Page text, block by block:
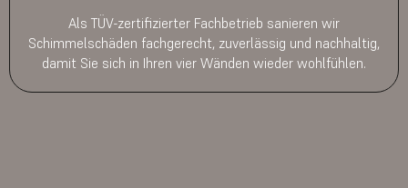
Als TÜV-zertifizierter Fachbetrieb sanieren wir
Schimmelschäden fachgerecht, zuverlässig und nachhaltig,
damit Sie sich in Ihren vier Wänden wieder wohlfühlen.